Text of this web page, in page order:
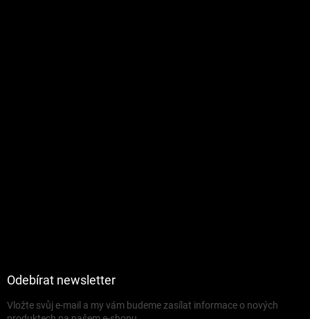
Odebírat newsletter
Vložte svůj e-mail a my vám budeme zasílat informace o nových